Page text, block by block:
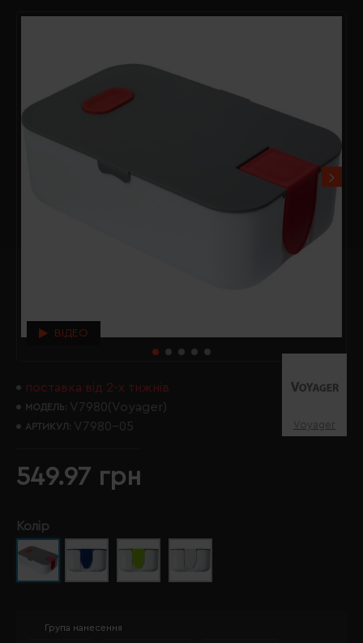
ВІДЕО
поставка від 2-х тижнів
МОДЕЛЬ: V7980(Voyager)
АРТИКУЛ: V7980-05 Voyager
549.97 грн
Колір
Група нанесення